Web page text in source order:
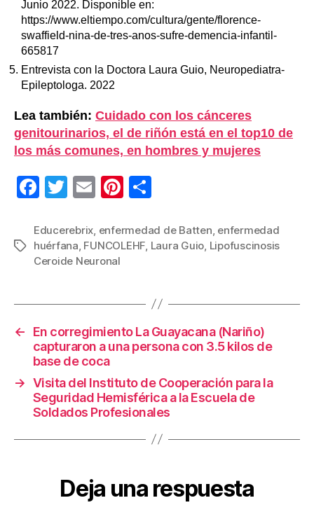
Junio 2022. Disponible en:
https://www.eltiempo.com/cultura/gente/florence-
swaffield-nina-de-tres-anos-sufre-demencia-infantil-
665817
Entrevista con la Doctora Laura Guio, Neuropediatra-
Epileptologa. 2022
Lea también: Cuidado con los cánceres
genitourinarios, el de riñón está en el top10 de
los más comunes, en hombres y mujeres
F
c
e
o
o
k
T
tt
er
E
ail
Pi
er
e
m
p
tir
Etiquetas
Educerebrix enfermedad de Batten enfermedad
huérfana FUNCOLEHF Laura Guio Lipofuscinosis
Ceroide Neuronal
←
En corregimiento La Guayacana (Nariño)
capturaron a una persona con 3.5 kilos de
base de coca
→ Visita del Instituto de Cooperación para la
Seguridad Hemisférica a la Escuela de
Soldados Profesionales
Deja una respuesta